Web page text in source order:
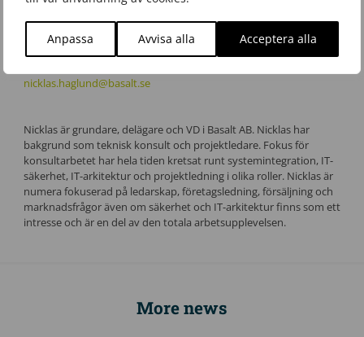
Anpassa Avvisa alla Acceptera alla
Nicklas Haglund
nicklas.haglund@basalt.se
Nicklas är grundare, delägare och VD i Basalt AB. Nicklas har
bakgrund som teknisk konsult och projektledare. Fokus för
konsultarbetet har hela tiden kretsat runt systemintegration, IT-
säkerhet, IT-arkitektur och projektledning i olika roller. Nicklas är
numera fokuserad på ledarskap, företagsledning, försäljning och
marknadsfrågor även om säkerhet och IT-arkitektur finns som ett
intresse och är en del av den totala arbetsupplevelsen.
More news